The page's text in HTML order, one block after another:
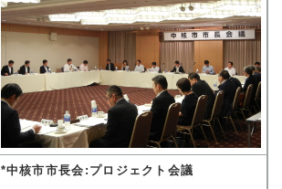
*中核市市長会:プロジェクト会議